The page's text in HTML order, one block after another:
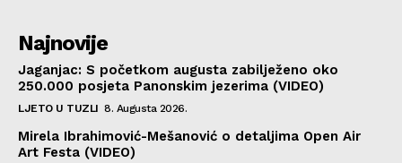
Najnovije
Jaganjac: S početkom augusta zabilježeno oko
250.000 posjeta Panonskim jezerima (VIDEO)
LJETO U TUZLI 8. Augusta 2026.
Mirela Ibrahimović-Mešanović o detaljima Open Air
Art Festa (VIDEO)